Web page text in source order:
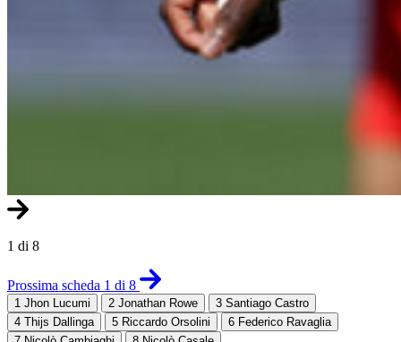
1 di 8
Prossima scheda 1 di 8
1 Jhon Lucumi 2 Jonathan Rowe 3 Santiago Castro
4 Thijs Dallinga 5 Riccardo Orsolini 6 Federico Ravaglia